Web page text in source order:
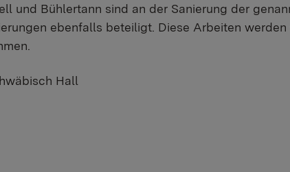
und Bühlertann sind an der Sanierung der
ebenfalls beteiligt. Diese Arbeiten
Hall